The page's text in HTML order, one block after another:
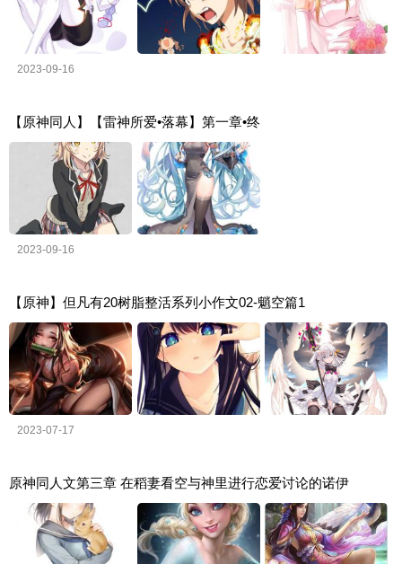
2023-09-16
【原神同人】【雷神所爱•落幕】第一章•终
2023-09-16
【原神】但凡有20树脂整活系列小作文02-魈空篇1
2023-07-17
原神同人文第三章 在稻妻看空与神里进行恋爱讨论的诺伊